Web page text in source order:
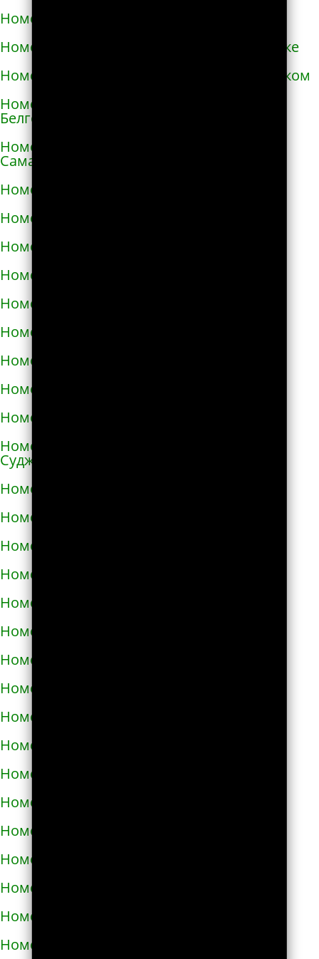
Номера телефонов такси в Александрове
Номера телефонов такси в Александровске
Номера телефонов такси в Александровском
Номера телефонов такси в Алексеевке
Белгородской области
Номера телефонов такси в Алексеевке
Самарской области
Номера телефонов такси в Алексине
Номера телефонов такси в Алупке
Номера телефонов такси в Алуште
Номера телефонов такси в Альметьевске
Номера телефонов такси в Амурске
Номера телефонов такси в Анадыре
Номера телефонов такси в Анапе
Номера телефонов такси в Ангарске
Номера телефонов такси в Андреаполе
Номера телефонов такси в Анжеро-
Судженске
Номера телефонов такси в Аниве
Номера телефонов такси в Анне
Номера телефонов такси в Апатитах
Номера телефонов такси в Апрелевке
Номера телефонов такси в Апшеронске
Номера телефонов такси в Арамиле
Номера телефонов такси в Аргуне
Номера телефонов такси в Ардатове
Номера телефонов такси в Ардоне
Номера телефонов такси в Арзамасе
Номера телефонов такси в Аркадаке
Номера телефонов такси в Армавире
Номера телефонов такси в Армянске
Номера телефонов такси в Арсеньеве
Номера телефонов такси в Арске
Номера телефонов такси в Артеме
Номера телефонов такси в Артёмовске